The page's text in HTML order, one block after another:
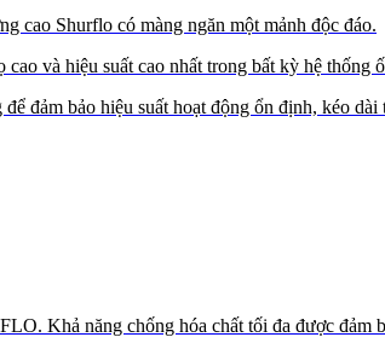
cao Shurflo có màng ngăn một mảnh độc đáo.
và hiệu suất cao nhất trong bất kỳ hệ thống
đảm bảo hiệu suất hoạt động ổn định, kéo
Khả năng chống hóa chất tối đa được đảm